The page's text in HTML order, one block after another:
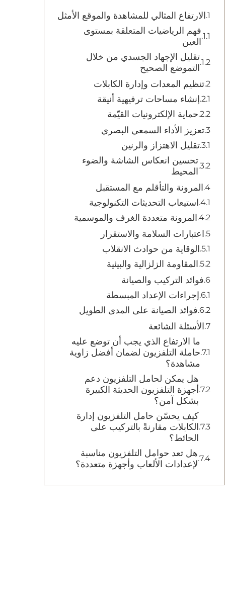
الارتفاع المثالي للمشاهدة والموقع الأمثل
فهم الرياضيات المتعلقة بمستوى
العين
تقليل الإجهاد الجسدي من خلال
التموضع الصحيح
تنظيم المعدات وإدارة الكابلات
إنشاء مساحات ترفيهية أنيقة
حماية الإلكترونيات القيّمة
تعزيز الأداء السمعي البصري
تقليل الاهتزاز والرنين
تحسين انعكاس الشاشة والضوء
المحيط
المرونة والتأقلم مع المستقبل
استيعاب التحديثات التكنولوجية
المرونة متعددة الغرف والموسمية
اعتبارات السلامة والاستقرار
الوقاية من حوادث الانقلاب
المقاومة الزلزالية والبيئية
فوائد التركيب والصيانة
إجراءات الإعداد المبسطة
فوائد الصيانة على المدى الطويل
الأسئلة الشائعة
ما الارتفاع الذي يجب أن توضع عليه
حاملة التلفزيون لضمان أفضل زاوية
مشاهدة؟
هل يمكن لحامل التلفزيون دعم
أجهزة التلفزيون الحديثة الكبيرة
بشكل آمن؟
كيف يحسّن حامل التلفزيون إدارة
الكابلات مقارنةً بالتركيب على
الحائط؟
هل تعد حوامل التلفزيون مناسبة
لإعدادات الألعاب وأجهزة متعددة؟